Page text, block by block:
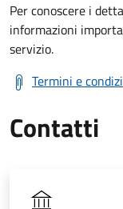
Per conoscere i
informazioni
servizio.
Termini e
Contatti